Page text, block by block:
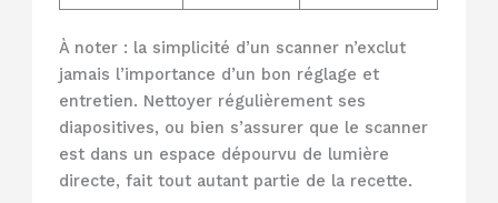
À noter : la simplicité d’un scanner n’exclut
jamais l’importance d’un bon réglage et
entretien. Nettoyer régulièrement ses
diapositives, ou bien s’assurer que le scanner
est dans un espace dépourvu de lumière
directe, fait tout autant partie de la recette.